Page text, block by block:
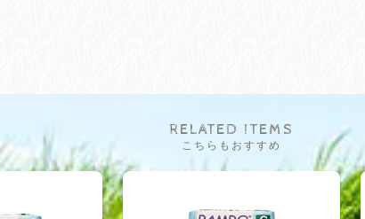
RELATED ITEMS
こちらもおすすめ